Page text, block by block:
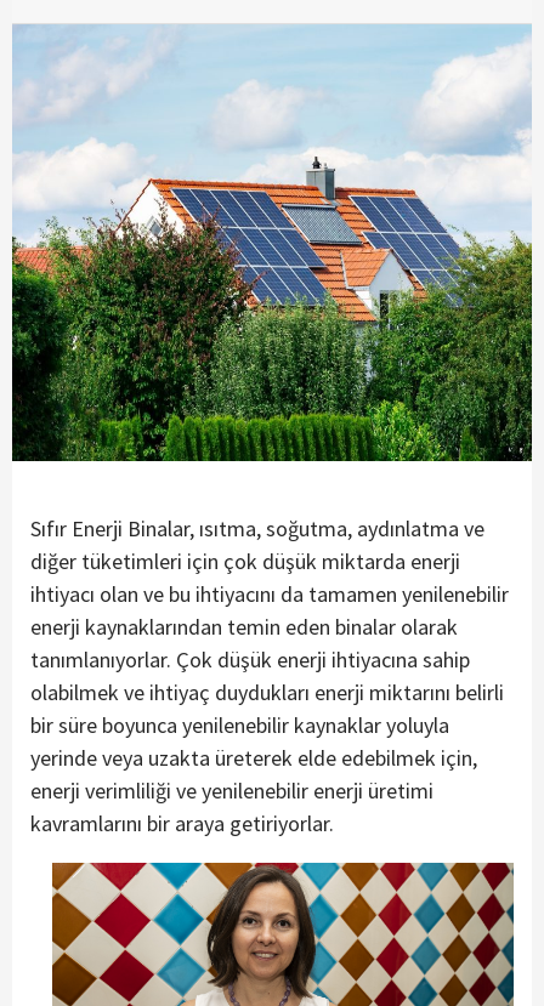
Sıfır Enerji Binalar, ısıtma, soğutma, aydınlatma ve
diğer tüketimleri için çok düşük miktarda enerji
ihtiyacı olan ve bu ihtiyacını da tamamen yenilenebilir
enerji kaynaklarından temin eden binalar olarak
tanımlanıyorlar. Çok düşük enerji ihtiyacına sahip
olabilmek ve ihtiyaç duydukları enerji miktarını belirli
bir süre boyunca yenilenebilir kaynaklar yoluyla
yerinde veya uzakta üreterek elde edebilmek için,
enerji verimliliği ve yenilenebilir enerji üretimi
kavramlarını bir araya getiriyorlar.